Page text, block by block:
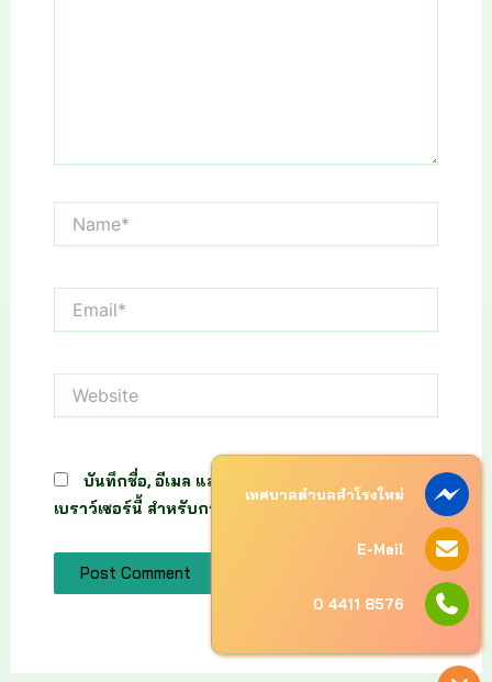
บันทึกชื่อ, อีเมล และชื่อเว็บไซต์ของฉันบน
เบราว์เซอร์นี้ สำหรับการแสดงความเห็นครั้งถัดไป
เทศบาลตำบลสำโรงใหม่
E-Mail
0 4411 8576